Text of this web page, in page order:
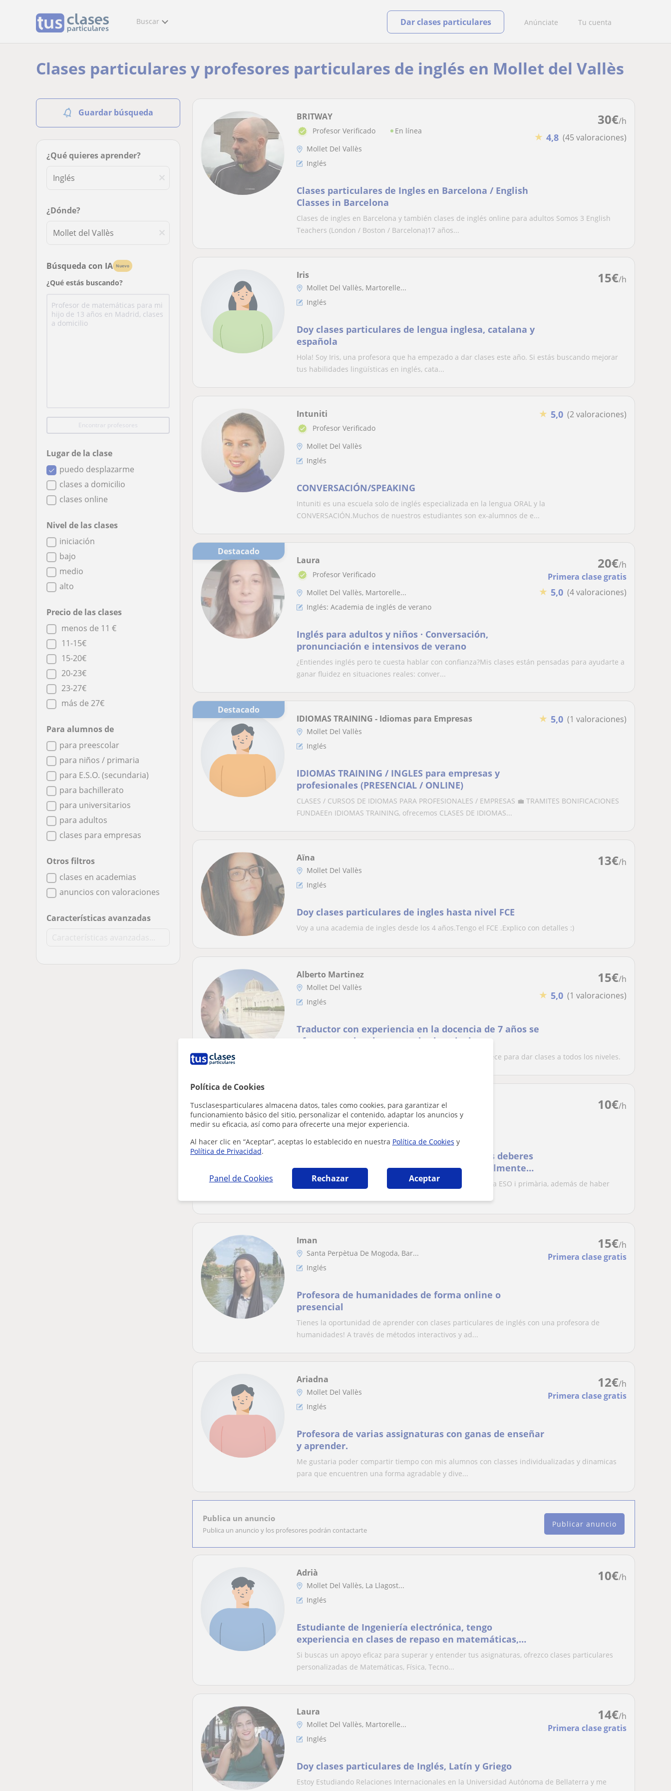
Política de Cookies
Tusclasesparticulares almacena datos, tales como cookies, para garantizar el
funcionamiento básico del sitio, personalizar el contenido, adaptar los anuncios y
medir su eficacia, así como para ofrecerte una mejor experiencia.
Al hacer clic en “Aceptar”, aceptas lo establecido en nuestra Política de Cookies y
Política de Privacidad.
Panel de Cookies Rechazar Aceptar
Buscar Anúnciate Tu cuenta
Dar clases particulares
Clases particulares y profesores particulares de inglés en Mollet del Vallès
Guardar búsqueda
¿Qué quieres aprender?
¿Dónde?
Búsqueda con IA Nuevo
¿Qué estás buscando?
Encontrar profesores
Lugar de la clase
puedo desplazarme
clases a domicilio
clases online
Nivel de las clases
iniciación
bajo
medio
alto
Precio de las clases
menos de 11 €
11-15€
15-20€
20-23€
23-27€
más de 27€
Para alumnos de
para preescolar
para niños / primaria
para E.S.O. (secundaria)
para bachillerato
para universitarios
para adultos
clases para empresas
Otros filtros
clases en academias
anuncios con valoraciones
Características avanzadas
30€/h
★ 4,8 (45 valoraciones)
BRITWAY
Profesor Verificado
En línea
Mollet Del Vallès
Inglés
Clases particulares de Ingles en Barcelona / English
Classes in Barcelona
Clases de ingles en Barcelona y también clases de inglés online para adultos Somos 3 English
Teachers (London / Boston / Barcelona)17 años...
15€/h
Iris
Mollet Del Vallès, Martorelle...
Inglés
Doy clases particulares de lengua inglesa, catalana y
española
Hola! Soy Iris, una profesora que ha empezado a dar clases este año. Si estás buscando mejorar
tus habilidades lingüísticas en inglés, cata...
★ 5,0 (2 valoraciones)
Intuniti
Profesor Verificado
Mollet Del Vallès
Inglés
CONVERSACIÓN/SPEAKING
Intuniti es una escuela solo de inglés especializada en la lengua ORAL y la
CONVERSACIÓN.Muchos de nuestros estudiantes son ex-alumnos de e...
Destacado
20€/h
Primera clase gratis
★ 5,0 (4 valoraciones)
Laura
Profesor Verificado
Mollet Del Vallès, Martorelle...
Inglés: Academia de inglés de verano
Inglés para adultos y niños · Conversación,
pronunciación e intensivos de verano
¿Entiendes inglés pero te cuesta hablar con confianza?Mis clases están pensadas para ayudarte a
ganar fluidez en situaciones reales: conver...
Destacado
★ 5,0 (1 valoraciones)
IDIOMAS TRAINING - Idiomas para Empresas
Mollet Del Vallès
Inglés
IDIOMAS TRAINING / INGLES para empresas y
profesionales (PRESENCIAL / ONLINE)
CLASES / CURSOS DE IDIOMAS PARA PROFESIONALES / EMPRESAS 💼 TRAMITES BONIFICACIONES
FUNDAEEn IDIOMAS TRAINING, ofrecemos CLASES DE IDIOMAS...
13€/h
Aïna
Mollet Del Vallès
Inglés
Doy clases particulares de ingles hasta nivel FCE
Voy a una academia de ingles desde los 4 años.Tengo el FCE .Explico con detalles :)
15€/h
★ 5,0 (1 valoraciones)
Alberto Martinez
Mollet Del Vallès
Inglés
Traductor con experiencia en la docencia de 7 años se
ofrece para dar clases a todos los niveles
Traductor con experiencia en la docencia de 7 años se ofrece para dar clases a todos los niveles.
10€/h
Laura
Santa Perpètua De Mogoda, La ...
Inglés: Dislexia
Ofrezco clases de repaso o refuerzo para los deberes
(Doy más materias a parte de inglés). Actualmente
estudiante del IB
Hola soy Laura! Ofrezco clases de las materias básicas de la ESO i primària, además de haber
15€/h
Primera clase gratis
Iman
Santa Perpètua De Mogoda, Bar...
Inglés
Profesora de humanidades de forma online o
presencial
Tienes la oportunidad de aprender con clases particulares de inglés con una profesora de
humanidades! A través de métodos interactivos y ad...
12€/h
Primera clase gratis
Ariadna
Mollet Del Vallès
Inglés
Profesora de varias assignaturas con ganas de enseñar
y aprender.
Me gustaria poder compartir tiempo con mis alumnos con classes individualizadas y dinamicas
para que encuentren una forma agradable y dive...
Publica un anuncio
Publica un anuncio y los profesores podrán contactarte
Publicar anuncio
10€/h
Adrià
Mollet Del Vallès, La Llagost...
Inglés
Estudiante de Ingeniería electrónica, tengo
experiencia en clases de repaso en matemáticas,
tecnología y inglés online/presencial
Si buscas un apoyo eficaz para superar y entender tus asignaturas, ofrezco clases particulares
personalizadas de Matemáticas, Física, Tecno...
14€/h
Primera clase gratis
Laura
Mollet Del Vallès, Martorelle...
Inglés
Doy clases particulares de Inglés, Latín y Griego
Estoy Estudiando Relaciones Internacionales en la Universidad Autónoma de Bellaterra y me